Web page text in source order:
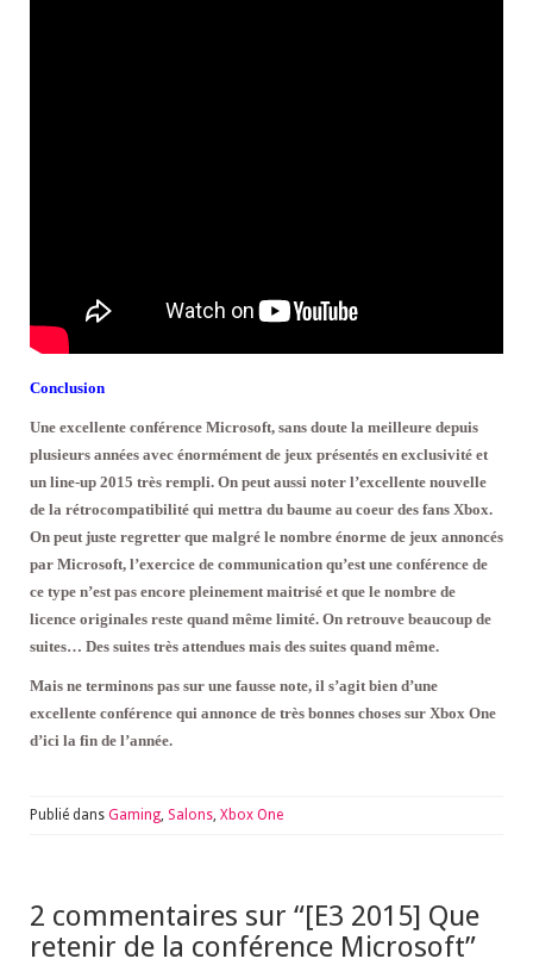
Conclusion
Une excellente conférence Microsoft, sans doute la meilleure depuis
plusieurs années avec énormément de jeux présentés en exclusivité et
un line-up 2015 très rempli. On peut aussi noter l’excellente nouvelle
de la rétrocompatibilité qui mettra du baume au coeur des fans Xbox.
On peut juste regretter que malgré le nombre énorme de jeux annoncés
par Microsoft, l’exercice de communication qu’est une conférence de
ce type n’est pas encore pleinement maitrisé et que le nombre de
licence originales reste quand même limité. On retrouve beaucoup de
suites… Des suites très attendues mais des suites quand même.
Mais ne terminons pas sur une fausse note, il s’agit bien d’une
excellente conférence qui annonce de très bonnes choses sur Xbox One
d’ici la fin de l’année.
Publié dans Gaming, Salons, Xbox One
2 commentaires sur “[E3 2015] Que
retenir de la conférence Microsoft”